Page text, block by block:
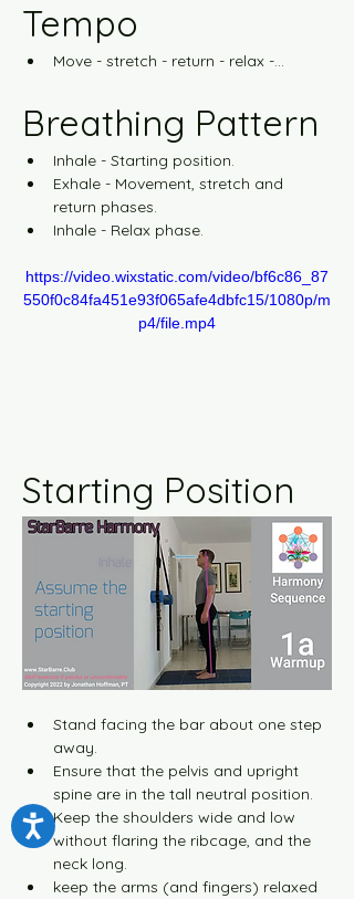
רצף תרגילי המזרן
המסגרת המדעית
עקרונות התרגול
על שיקום
Tempo
Move - stretch - return - relax -...
Breathing Pattern
Inhale - Starting position.
Exhale - Movement, stretch and
return phases.
Inhale - Relax phase.
https://video.wixstatic.com/video/bf6c86_87
550f0c84fa451e93f065afe4dbfc15/1080p/m
p4/file.mp4
Starting Position
Stand facing the bar about one step
away.
Ensure that the pelvis and upright
spine are in the tall neutral position.
Keep the shoulders wide and low
without flaring the ribcage, and the
neck long.
keep the arms (and fingers) relaxed